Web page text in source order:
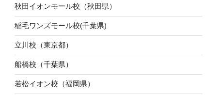
秋田イオンモール校（秋田県）
稲毛ワンズモール校(千葉県)
立川校（東京都）
船橋校（千葉県）
若松イオン校（福岡県）